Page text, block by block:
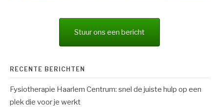
Stuur ons een bericht
RECENTE BERICHTEN
Fysiotherapie Haarlem Centrum: snel de juiste hulp op een
plek die voor je werkt